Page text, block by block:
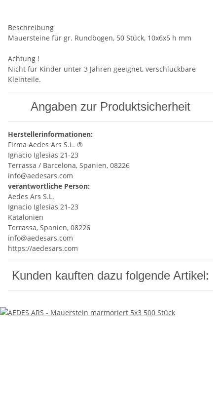
Beschreibung
Mauersteine für gr. Rundbogen, 50 Stück, 10x6x5 h mm
Achtung !
Nicht für Kinder unter 3 Jahren geeignet, verschluckbare
Kleinteile.
Angaben zur Produktsicherheit
Herstellerinformationen:
Firma Aedes Ars S.L. ®
Ignacio Iglesias 21-23
Terrassa / Barcelona, Spanien, 08226
info@aedesars.com
verantwortliche Person:
Aedes Ars S.L.
Ignacio Iglesias 21-23
Katalonien
Terrassa, Spanien, 08226
info@aedesars.com
https://aedesars.com
Kunden kauften dazu folgende Artikel: